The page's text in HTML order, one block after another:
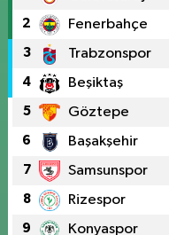
2 Fenerbahçe
3 Trabzonspor
4 Beşiktaş
5 Göztepe
6 Başakşehir
7 Samsunspor
8 Rizespor
9 Konyaspor